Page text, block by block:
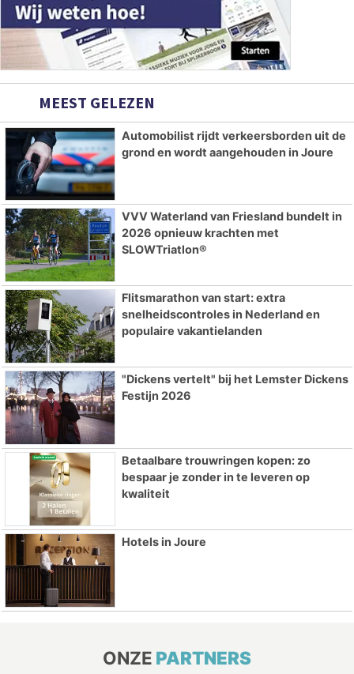
MEEST GELEZEN
Automobilist rijdt verkeersborden uit de
grond en wordt aangehouden in Joure
VVV Waterland van Friesland bundelt in
2026 opnieuw krachten met
SLOWTriatlon®
Flitsmarathon van start: extra
snelheidscontroles in Nederland en
populaire vakantielanden
"Dickens vertelt" bij het Lemster Dickens
Festijn 2026
Betaalbare trouwringen kopen: zo
bespaar je zonder in te leveren op
kwaliteit
Hotels in Joure
ONZE PARTNERS